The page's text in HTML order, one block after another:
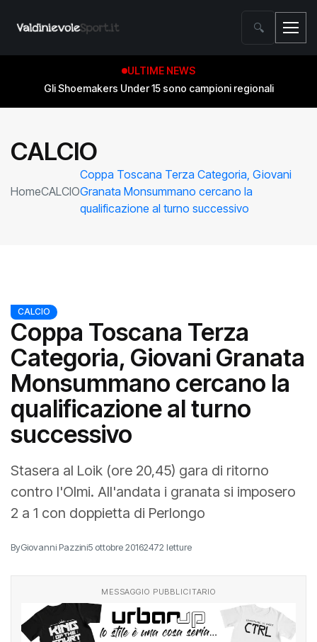
🔍
ULTIME NEWS
Gli Shoemakers Under 15 sono campioni regionali
CALCIO
HomeCALCIO
Coppa Toscana Terza Categoria, Giovani
Granata Monsummano cercano la
qualificazione al turno successivo
CALCIO
Coppa Toscana Terza
Categoria, Giovani Granata
Monsummano cercano la
qualificazione al turno
successivo
Stasera al Loik (ore 20,45) gara di ritorno
contro l'Olmi. All'andata i granata si imposero
2 a 1 con doppietta di Perlongo
ByGiovanni Pazzini5 ottobre 20162472 letture
MESSAGGIO PUBBLICITARIO